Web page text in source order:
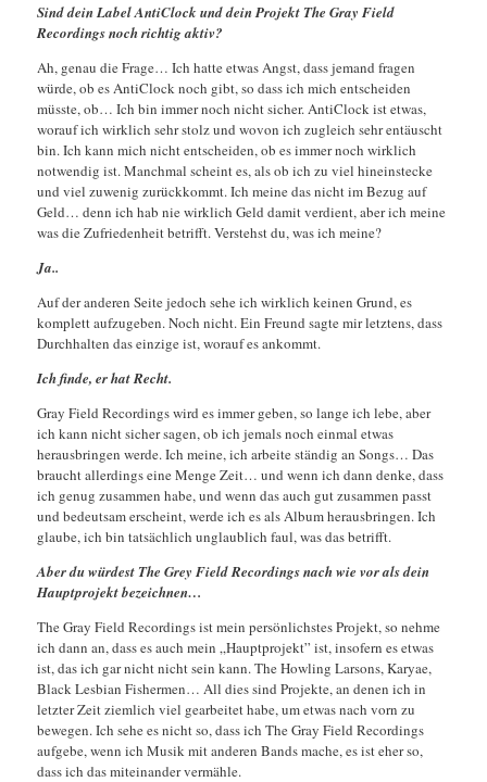
Sind dein Label AntiClock und dein Projekt The Gray Field
Recordings noch richtig aktiv?
Ah, genau die Frage… Ich hatte etwas Angst, dass jemand fragen
würde, ob es AntiClock noch gibt, so dass ich mich entscheiden
müsste, ob… Ich bin immer noch nicht sicher. AntiClock ist etwas,
worauf ich wirklich sehr stolz und wovon ich zugleich sehr entäuscht
bin. Ich kann mich nicht entscheiden, ob es immer noch wirklich
notwendig ist. Manchmal scheint es, als ob ich zu viel hineinstecke
und viel zuwenig zurückkommt. Ich meine das nicht im Bezug auf
Geld… denn ich hab nie wirklich Geld damit verdient, aber ich meine
was die Zufriedenheit betrifft. Verstehst du, was ich meine?
Ja..
Auf der anderen Seite jedoch sehe ich wirklich keinen Grund, es
komplett aufzugeben. Noch nicht. Ein Freund sagte mir letztens, dass
Durchhalten das einzige ist, worauf es ankommt.
Ich finde, er hat Recht.
Gray Field Recordings wird es immer geben, so lange ich lebe, aber
ich kann nicht sicher sagen, ob ich jemals noch einmal etwas
herausbringen werde. Ich meine, ich arbeite ständig an Songs… Das
braucht allerdings eine Menge Zeit… und wenn ich dann denke, dass
ich genug zusammen habe, und wenn das auch gut zusammen passt
und bedeutsam erscheint, werde ich es als Album herausbringen. Ich
glaube, ich bin tatsächlich unglaublich faul, was das betrifft.
Aber du würdest The Grey Field Recordings nach wie vor als dein
Hauptprojekt bezeichnen…
The Gray Field Recordings ist mein persönlichstes Projekt, so nehme
ich dann an, dass es auch mein „Hauptprojekt” ist, insofern es etwas
ist, das ich gar nicht nicht sein kann. The Howling Larsons, Karyae,
Black Lesbian Fishermen… All dies sind Projekte, an denen ich in
letzter Zeit ziemlich viel gearbeitet habe, um etwas nach vorn zu
bewegen. Ich sehe es nicht so, dass ich The Gray Field Recordings
aufgebe, wenn ich Musik mit anderen Bands mache, es ist eher so,
dass ich das miteinander vermähle.